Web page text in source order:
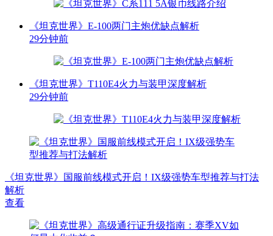
《坦克世界》E-100两门主炮优缺点解析
29分钟前
《坦克世界》T110E4火力与装甲深度解析
29分钟前
《坦克世界》国服前线模式开启！IX级强势车型推荐与打法
解析
查看